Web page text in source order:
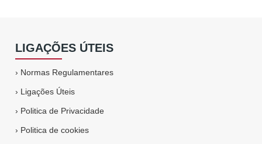
LIGAÇÕES ÚTEIS
› Normas Regulamentares
› Ligações Úteis
› Politica de Privacidade
› Politica de cookies